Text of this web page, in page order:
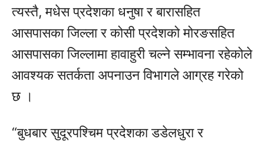
त्यस्तै, मधेस प्रदेशका धनुषा र बारासहित
आसपासका जिल्ला र कोसी प्रदेशको मोरङसहित
आसपासका जिल्लामा हावाहुरी चल्ने सम्भावना रहेकोले
आवश्यक सतर्कता अपनाउन विभागले आग्रह गरेको
छ ।
“बुधबार सुदूरपश्चिम प्रदेशका डडेलधुरा र